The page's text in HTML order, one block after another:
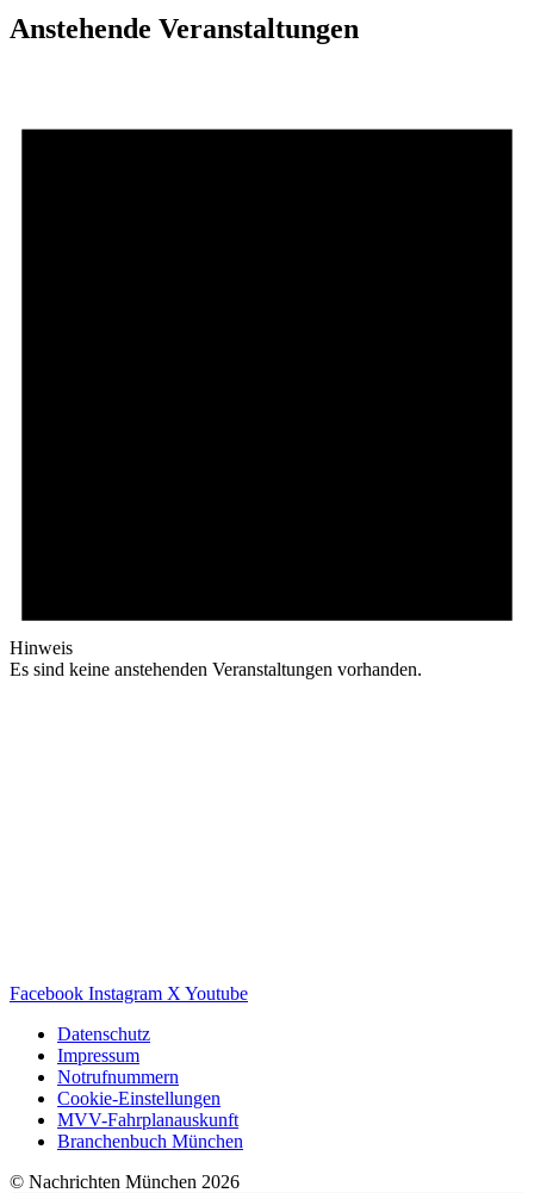
Anstehende Veranstaltungen
Hinweis
Es sind keine anstehenden Veranstaltungen vorhanden.
Facebook Instagram X Youtube
Datenschutz
Impressum
Notrufnummern
Cookie-Einstellungen
MVV-Fahrplanauskunft
Branchenbuch München
© Nachrichten München 2026